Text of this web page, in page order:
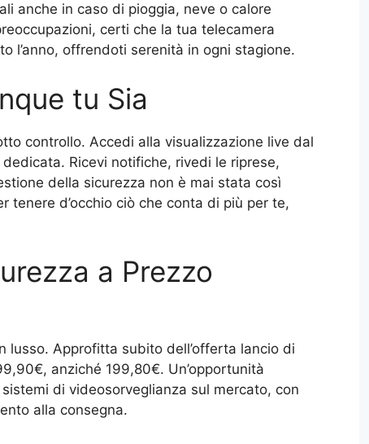
anche in caso di pioggia, neve o calore
certi che la tua telecamera
l’anno, offrendoti serenità in ogni stagione.
tu Sia
controllo. Accedi alla visualizzazione live dal
Ricevi notifiche, rivedi le riprese,
della sicurezza non è mai stata così
tenere d’occhio ciò che conta di più per te,
a Prezzo
lusso. Approfitta subito dell’offerta lancio di
anziché 199,80€. Un’opportunità
di videosorveglianza sul mercato, con
alla consegna.